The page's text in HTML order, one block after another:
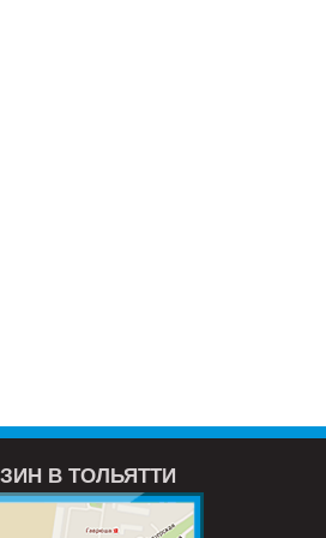
В ТОЛЬЯТТИ